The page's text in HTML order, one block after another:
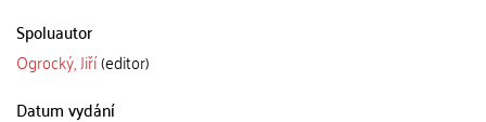
Spoluautor
Ogrocký, Jiří(editor)
Datum vydání